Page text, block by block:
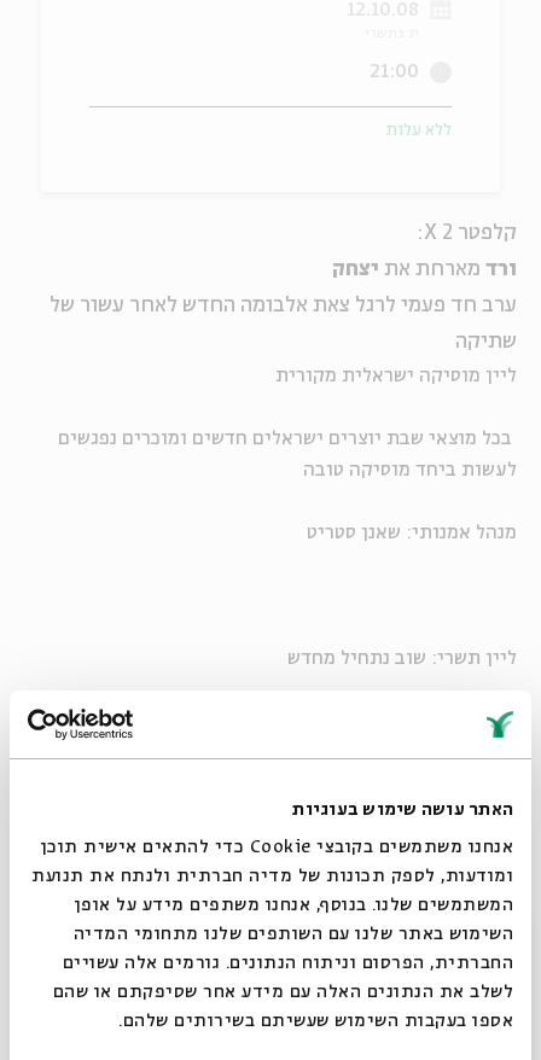
האתר עושה שימוש בעוגיות
אנחנו משתמשים בקובצי Cookie כדי להתאים אישית תוכן
ומודעות, לספק תכונות של מדיה חברתית ולנתח את תנועת
המשתמשים שלנו. בנוסף, אנחנו משתפים מידע על אופן
השימוש באתר שלנו עם השותפים שלנו מתחומי המדיה
החברתית, הפרסום וניתוח הנתונים. גורמים אלה עשויים
לשלב את הנתונים האלה עם מידע אחר שסיפקתם או שהם
אספו בעקבות השימוש שעשיתם בשירותים שלהם.
קלפטר X 2:
ורד מארחת את יצחק
ערב חד פעמי לרגל צאת אלבומה החדש לאחר עשור של
שתיקה
ליין מוסיקה ישראלית מקורית
בכל מוצאי שבת יוצרים ישראלים חדשים ומוכרים נפגשים
לעשות ביחד מוסיקה טובה
מנהל אמנותי: שאנן סטריט
ליין תשרי: שוב נתחיל מחדש
יוצרים ישראליים בהתחלה חדשה
מחיר: 50 ₪, סטודנטים: 30 ₪, כולל משקה ראשון
מופעי עמידה אלא אם צוין אחרת, מספר המקומות מוגבל
שיתוף הוספה ליומן הרשמה לאירועים דומים
12.10.08
21:00
ללא עלות
סגור